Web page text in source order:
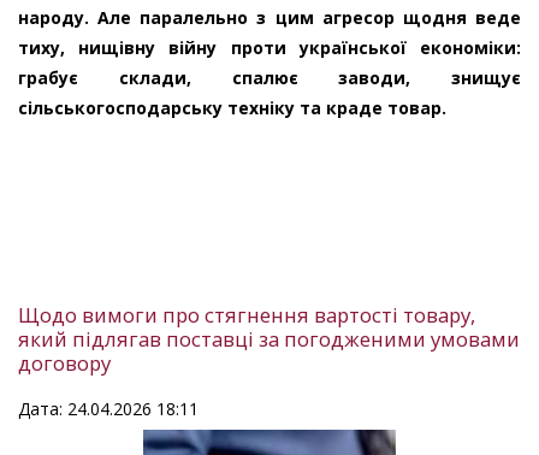
народу. Але паралельно з цим агресор щодня веде
тиху, нищівну війну проти української економіки:
грабує склади, спалює заводи, знищує
сільськогосподарську техніку та краде товар.
Щодо вимоги про стягнення вартості товару,
який підлягав поставці за погодженими умовами
договору
Дата: 24.04.2026 18:11